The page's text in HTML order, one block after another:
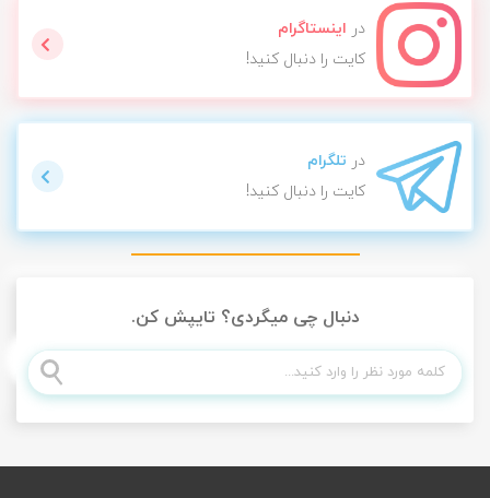
در اینستاگرام
کایت را دنبال کنید!
در تلگرام
کایت را دنبال کنید!
دنبال چی میگردی؟ تایپش کن.